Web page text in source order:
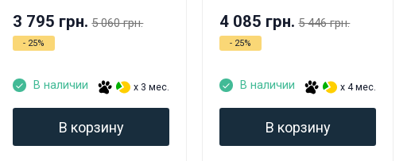
3 795 грн. 5 060 грн.
- 25%
В наличии x 3 мес.
В корзину
4 085 грн. 5 446 грн.
- 25%
В наличии x 4 мес.
В корзину